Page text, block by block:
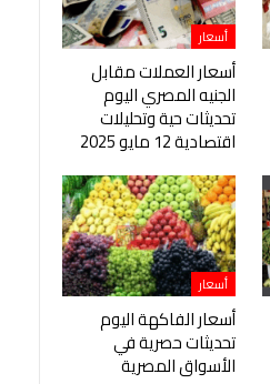
أسعار
أسعار العملات مقابل
الجنيه المصري اليوم
تحديثات حية وتحليلات
اقتصادية 12 مايو 2025
أسعار
أسعار الفاكهة اليوم
تحديثات حصرية في
الأسواق المصرية